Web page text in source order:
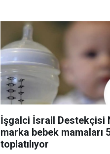
İşgalci İsrail Destekçisi
marka bebek mamaları
toplatılıyor